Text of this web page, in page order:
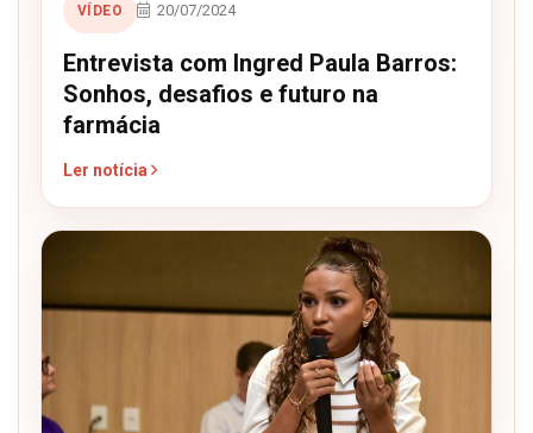
VÍDEO 20/07/2024
Entrevista com Ingred Paula Barros:
Sonhos, desafios e futuro na
farmácia
Ler notícia